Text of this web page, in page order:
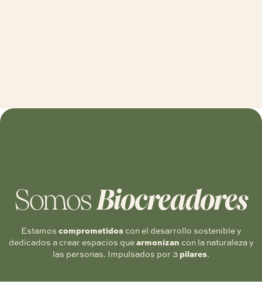
SomosBiocreadores
Estamos comprometidoscon el desarrollo sostenible y
dedicados a crear espacios que armonizan con la naturaleza y
las personas. Impulsados por 3 pilares.